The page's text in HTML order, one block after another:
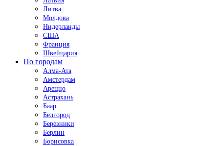
Литва
Молдова
Нидерланды
США
Франция
Швейцария
По городам
Алма-Ата
Амстердам
Ареццо
Астрахань
Баар
Белгород
Березники
Берлин
Борисовка